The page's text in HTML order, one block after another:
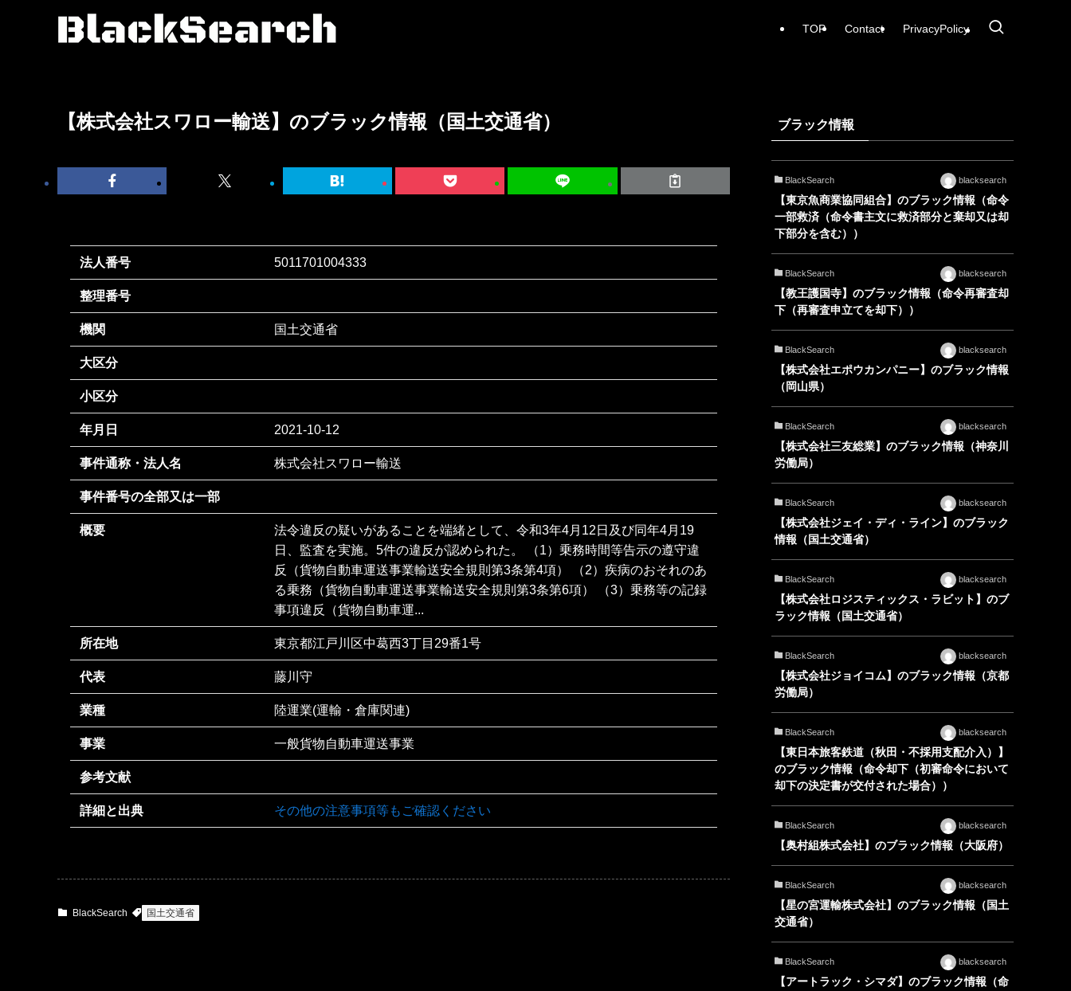
TOP Contact PrivacyPolicy
【株式会社スワロー輸送】のブラック情報（国土交通省）
法人番号 5011701004333
整理番号
機関 国土交通省
大区分
小区分
年月日 2021-10-12
事件通称・法人名 株式会社スワロー輸送
事件番号の全部又は一部
概要
法令違反の疑いがあることを端緒として、令和3年4月12日及び同年4月19
日、監査を実施。5件の違反が認められた。 （1）乗務時間等告示の遵守違
反（貨物自動車運送事業輸送安全規則第3条第4項） （2）疾病のおそれのあ
る乗務（貨物自動車運送事業輸送安全規則第3条第6項） （3）乗務等の記録
事項違反（貨物自動車運...
所在地 東京都江戸川区中葛西3丁目29番1号
代表 藤川守
業種 陸運業(運輸・倉庫関連)
事業 一般貨物自動車運送事業
参考文献
詳細と出典 その他の注意事項等もご確認ください
BlackSearch 国土交通省
ブラック情報
BlackSearch blacksearch
【東京魚商業協同組合】のブラック情報（命令
一部救済（命令書主文に救済部分と棄却又は却
下部分を含む））
BlackSearch blacksearch
【教王護国寺】のブラック情報（命令再審査却
下（再審査申立てを却下））
BlackSearch blacksearch
【株式会社エポウカンパニー】のブラック情報
（岡山県）
BlackSearch blacksearch
【株式会社三友総業】のブラック情報（神奈川
労働局）
BlackSearch blacksearch
【株式会社ジェイ・ディ・ライン】のブラック
情報（国土交通省）
BlackSearch blacksearch
【株式会社ロジスティックス・ラビット】のブ
ラック情報（国土交通省）
BlackSearch blacksearch
【株式会社ジョイコム】のブラック情報（京都
労働局）
BlackSearch blacksearch
【東日本旅客鉄道（秋田・不採用支配介入）】
のブラック情報（命令却下（初審命令において
却下の決定書が交付された場合））
BlackSearch blacksearch
【奥村組株式会社】のブラック情報（大阪府）
BlackSearch blacksearch
【星の宮運輸株式会社】のブラック情報（国土
交通省）
BlackSearch blacksearch
【アートラック・シマダ】のブラック情報（命